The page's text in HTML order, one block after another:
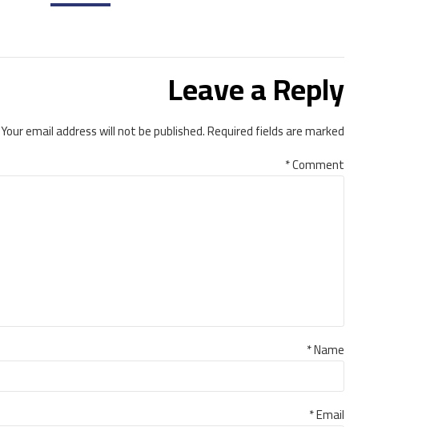
Leave a Reply
Your email address will not be published. Required fields are marked *
Comment
*
Name *
Email *